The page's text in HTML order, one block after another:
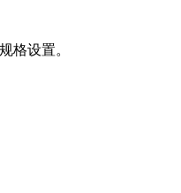
格设置。